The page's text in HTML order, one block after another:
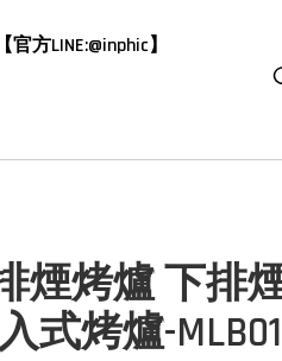
【官方LINE:@inphic】
煙烤爐 下排
式烤爐-